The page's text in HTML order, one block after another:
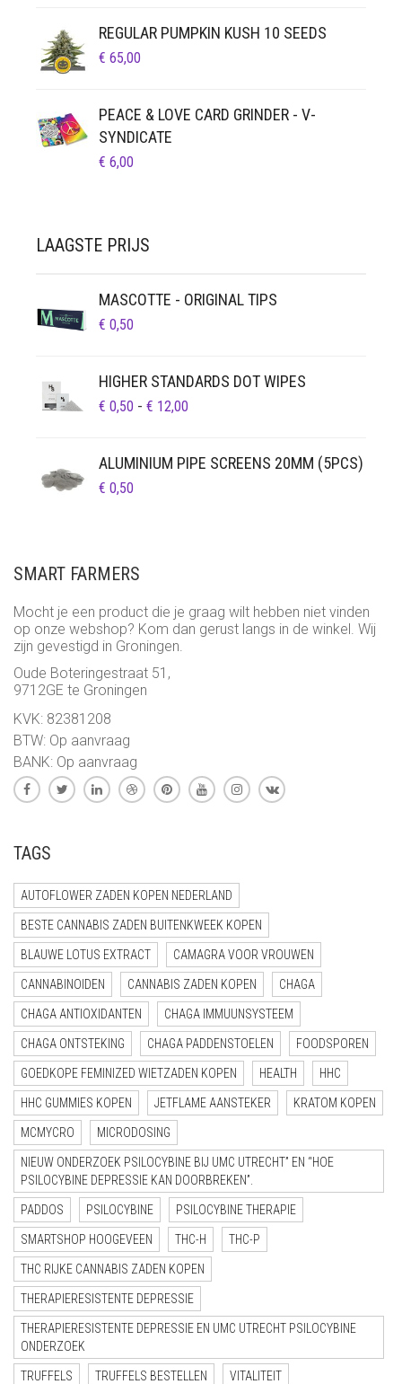
REGULAR PUMPKIN KUSH 10 SEEDS
€ 65,00
PEACE & LOVE CARD GRINDER - V-
SYNDICATE
€ 6,00
LAAGSTE PRIJS
MASCOTTE - ORIGINAL TIPS
€ 0,50
HIGHER STANDARDS DOT WIPES
€ 0,50 - € 12,00
€ 12,00
ALUMINIUM PIPE SCREENS 20MM (5PCS)
€ 0,50
SMART FARMERS
Mocht je een product die je graag wilt hebben niet vinden
op onze webshop? Kom dan gerust langs in de winkel. Wij
zijn gevestigd in Groningen.
Oude Boteringestraat 51,
9712GE te Groningen
KVK: 82381208
BTW: Op aanvraag
BANK: Op aanvraag
TAGS
AUTOFLOWER ZADEN KOPEN NEDERLAND
BESTE CANNABIS ZADEN BUITENKWEEK KOPEN
BLAUWE LOTUS EXTRACT CAMAGRA VOOR VROUWEN
CANNABINOIDEN CANNABIS ZADEN KOPEN CHAGA
CHAGA ANTIOXIDANTEN CHAGA IMMUUNSYSTEEM
CHAGA ONTSTEKING CHAGA PADDENSTOELEN FOODSPOREN
GOEDKOPE FEMINIZED WIETZADEN KOPEN HEALTH HHC
HHC GUMMIES KOPEN JETFLAME AANSTEKER KRATOM KOPEN
MCMYCRO MICRODOSING
NIEUW ONDERZOEK PSILOCYBINE BIJ UMC UTRECHT” EN “HOE
PSILOCYBINE DEPRESSIE KAN DOORBREKEN”.
PADDOS PSILOCYBINE PSILOCYBINE THERAPIE
SMARTSHOP HOOGEVEEN THC-H THC-P
THC RIJKE CANNABIS ZADEN KOPEN
THERAPIERESISTENTE DEPRESSIE
THERAPIERESISTENTE DEPRESSIE EN UMC UTRECHT PSILOCYBINE
ONDERZOEK
TRUFFELS TRUFFELS BESTELLEN VITALITEIT